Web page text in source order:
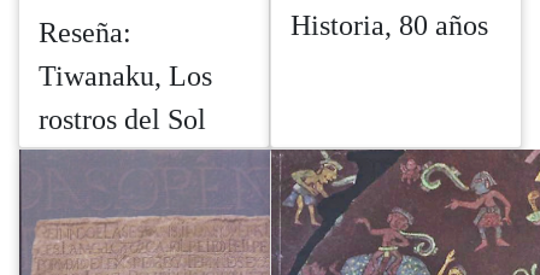
Reseña:
Tiwanaku, Los
rostros del Sol
Historia, 80 años